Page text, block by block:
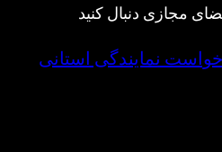
مجازی دنبال کنید
نمایندگی استانی